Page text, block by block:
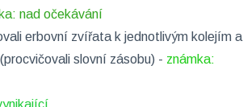
nad očekávání
erbovní zvířata k jednotlivým kolejím a
slovní zásobu) - známka: